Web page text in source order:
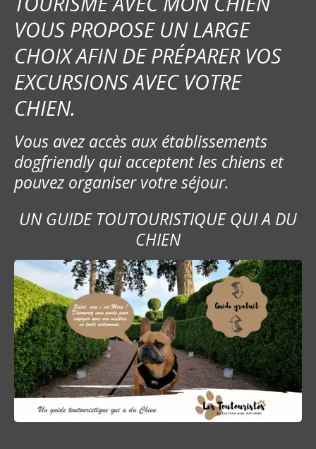
VOUS PROPOSE UN LARGE
CHOIX AFIN DE PRÉPARER VOS
EXCURSIONS AVEC VOTRE
CHIEN.
Vous avez accès aux établissements
dogfriendly qui acceptent les chiens et
pouvez organiser votre séjour.
UN GUIDE TOUTOURISTIQUE QUI A DU
CHIEN